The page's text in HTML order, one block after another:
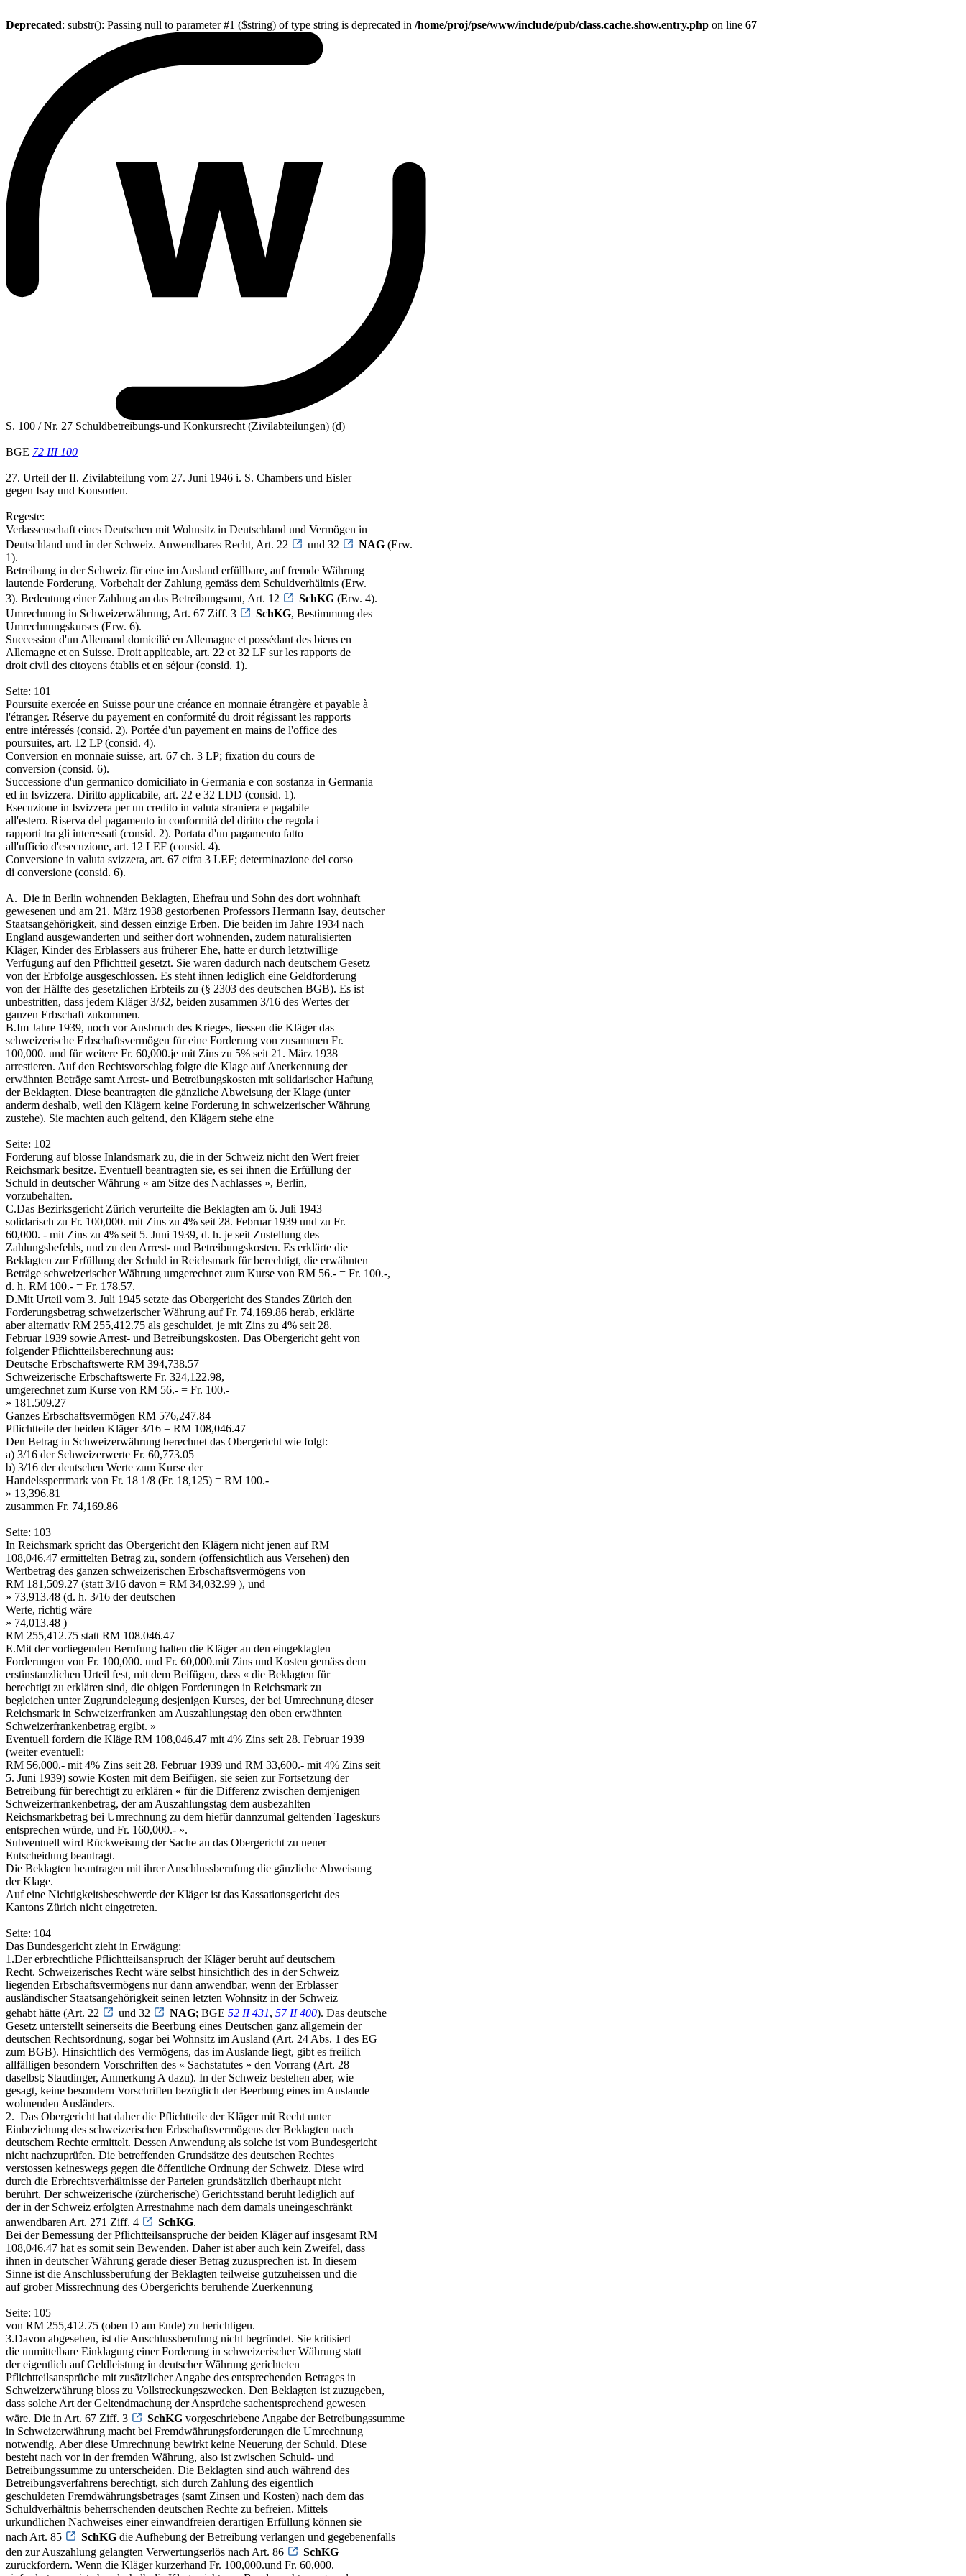
Deprecated: substr(): Passing null to parameter #1 ($string) of type string is deprecated in /home/proj/pse/www/include/pub/class.cache.show.entry.php on line 67
S. 100 / Nr. 27 Schuldbetreibungs-und Konkursrecht (Zivilabteilungen) (d)
BGE 72 III 100
27. Urteil der II. Zivilabteilung vom 27. Juni 1946 i. S. Chambers und Eisler
gegen Isay und Konsorten.
Regeste:
Verlassenschaft eines Deutschen mit Wohnsitz in Deutschland und Vermögen in
Deutschland und in der Schweiz. Anwendbares Recht, Art. 22
und 32 NAG (Erw.
1).
Betreibung in der Schweiz für eine im Ausland erfüllbare, auf fremde Währung
lautende Forderung. Vorbehalt der Zahlung gemäss dem Schuldverhältnis (Erw.
3). Bedeutung einer Zahlung an das Betreibungsamt, Art. 12
SchKG (Erw. 4).
Umrechnung in Schweizerwährung, Art. 67 Ziff. 3
SchKG, Bestimmung des
Umrechnungskurses (Erw. 6).
Succession d'un Allemand domicilié en Allemagne et possédant des biens en
Allemagne et en Suisse. Droit applicable, art. 22 et 32 LF sur les rapports de
droit civil des citoyens établis et en séjour (consid. 1).
Seite: 101
Poursuite exercée en Suisse pour une créance en monnaie étrangère et payable à
l'étranger. Réserve du payement en conformité du droit régissant les rapports
entre intéressés (consid. 2). Portée d'un payement en mains de l'office des
poursuites, art. 12 LP (consid. 4).
Conversion en monnaie suisse, art. 67 ch. 3 LP; fixation du cours de
conversion (consid. 6).
Successione d'un germanico domiciliato in Germania e con sostanza in Germania
ed in Isvizzera. Diritto applicabile, art. 22 e 32 LDD (consid. 1).
Esecuzione in Isvizzera per un credito in valuta straniera e pagabile
all'estero. Riserva del pagamento in conformità del diritto che regola i
rapporti tra gli interessati (consid. 2). Portata d'un pagamento fatto
all'ufficio d'esecuzione, art. 12 LEF (consid. 4).
Conversione in valuta svizzera, art. 67 cifra 3 LEF; determinazione del corso
di conversione (consid. 6).
A. ­ Die in Berlin wohnenden Beklagten, Ehefrau und Sohn des dort wohnhaft
gewesenen und am 21. März 1938 gestorbenen Professors Hermann Isay, deutscher
Staatsangehörigkeit, sind dessen einzige Erben. Die beiden im Jahre 1934 nach
England ausgewanderten und seither dort wohnenden, zudem naturalisierten
Kläger, Kinder des Erblassers aus früherer Ehe, hatte er durch letztwillige
Verfügung auf den Pflichtteil gesetzt. Sie waren dadurch nach deutschem Gesetz
von der Erbfolge ausgeschlossen. Es steht ihnen lediglich eine Geldforderung
von der Hälfte des gesetzlichen Erbteils zu (§ 2303 des deutschen BGB). Es ist
unbestritten, dass jedem Kläger 3/32, beiden zusammen 3/16 des Wertes der
ganzen Erbschaft zukommen.
B.­Im Jahre 1939, noch vor Ausbruch des Krieges, liessen die Kläger das
schweizerische Erbschaftsvermögen für eine Forderung von zusammen Fr.
100,000.­ und für weitere Fr. 60,000.­je mit Zins zu 5% seit 21. März 1938
arrestieren. Auf den Rechtsvorschlag folgte die Klage auf Anerkennung der
erwähnten Beträge samt Arrest- und Betreibungskosten mit solidarischer Haftung
der Beklagten. Diese beantragten die gänzliche Abweisung der Klage (unter
anderm deshalb, weil den Klägern keine Forderung in schweizerischer Währung
zustehe). Sie machten auch geltend, den Klägern stehe eine
Seite: 102
Forderung auf blosse Inlandsmark zu, die in der Schweiz nicht den Wert freier
Reichsmark besitze. Eventuell beantragten sie, es sei ihnen die Erfüllung der
Schuld in deutscher Währung « am Sitze des Nachlasses », Berlin,
vorzubehalten.
C.­Das Bezirksgericht Zürich verurteilte die Beklagten am 6. Juli 1943
solidarisch zu Fr. 100,000.­ mit Zins zu 4% seit 28. Februar 1939 und zu Fr.
60,000. - mit Zins zu 4% seit 5. Juni 1939, d. h. je seit Zustellung des
Zahlungsbefehls, und zu den Arrest- und Betreibungskosten. Es erklärte die
Beklagten zur Erfüllung der Schuld in Reichsmark für berechtigt, die erwähnten
Beträge schweizerischer Währung umgerechnet zum Kurse von RM 56.- = Fr. 100.-,
d. h. RM 100.- = Fr. 178.57.
D.­Mit Urteil vom 3. Juli 1945 setzte das Obergericht des Standes Zürich den
Forderungsbetrag schweizerischer Währung auf Fr. 74,169.86 herab, erklärte
aber alternativ RM 255,412.75 als geschuldet, je mit Zins zu 4% seit 28.
Februar 1939 sowie Arrest- und Betreibungskosten. Das Obergericht geht von
folgender Pflichtteilsberechnung aus:
Deutsche Erbschaftswerte RM 394,738.57
Schweizerische Erbschaftswerte Fr. 324,122.98,
umgerechnet zum Kurse von RM 56.- = Fr. 100.-
» 181.509.27
Ganzes Erbschaftsvermögen RM 576,247.84
Pflichtteile der beiden Kläger 3/16 = RM 108,046.47
Den Betrag in Schweizerwährung berechnet das Obergericht wie folgt:
a) 3/16 der Schweizerwerte Fr. 60,773.05
b) 3/16 der deutschen Werte zum Kurse der
Handelssperrmark von Fr. 18 1/8 (Fr. 18,125) = RM 100.-
» 13,396.81
zusammen Fr. 74,169.86
Seite: 103
In Reichsmark spricht das Obergericht den Klägern nicht jenen auf RM
108,046.47 ermittelten Betrag zu, sondern (offensichtlich aus Versehen) den
Wertbetrag des ganzen schweizerischen Erbschaftsvermögens von
RM 181,509.27 (statt 3/16 davon = RM 34,032.99 ), und
» 73,913.48 (d. h. 3/16 der deutschen
Werte, richtig wäre
» 74,013.48 )
RM 255,412.75 statt RM 108.046.47
E.­Mit der vorliegenden Berufung halten die Kläger an den eingeklagten
Forderungen von Fr. 100,000.­ und Fr. 60,000.­mit Zins und Kosten gemäss dem
erstinstanzlichen Urteil fest, mit dem Beifügen, dass « die Beklagten für
berechtigt zu erklären sind, die obigen Forderungen in Reichsmark zu
begleichen unter Zugrundelegung desjenigen Kurses, der bei Umrechnung dieser
Reichsmark in Schweizerfranken am Auszahlungstag den oben erwähnten
Schweizerfrankenbetrag ergibt. »
Eventuell fordern die Kläge RM 108,046.47 mit 4% Zins seit 28. Februar 1939
(weiter eventuell:
RM 56,000.- mit 4% Zins seit 28. Februar 1939 und RM 33,600.- mit 4% Zins seit
5. Juni 1939) sowie Kosten mit dem Beifügen, sie seien zur Fortsetzung der
Betreibung für berechtigt zu erklären « für die Differenz zwischen demjenigen
Schweizerfrankenbetrag, der am Auszahlungstag dem ausbezahlten
Reichsmarkbetrag bei Umrechnung zu dem hiefür dannzumal geltenden Tageskurs
entsprechen würde, und Fr. 160,000.- ».
Subventuell wird Rückweisung der Sache an das Obergericht zu neuer
Entscheidung beantragt.
Die Beklagten beantragen mit ihrer Anschlussberufung die gänzliche Abweisung
der Klage.
Auf eine Nichtigkeitsbeschwerde der Kläger ist das Kassationsgericht des
Kantons Zürich nicht eingetreten.
Seite: 104
Das Bundesgericht zieht in Erwägung:
1.­Der erbrechtliche Pflichtteilsanspruch der Kläger beruht auf deutschem
Recht. Schweizerisches Recht wäre selbst hinsichtlich des in der Schweiz
liegenden Erbschaftsvermögens nur dann anwendbar, wenn der Erblasser
ausländischer Staatsangehörigkeit seinen letzten Wohnsitz in der Schweiz
gehabt hätte (Art. 22
und 32 NAG; BGE 52 II 431, 57 II 400). Das deutsche
Gesetz unterstellt seinerseits die Beerbung eines Deutschen ganz allgemein der
deutschen Rechtsordnung, sogar bei Wohnsitz im Ausland (Art. 24 Abs. 1 des EG
zum BGB). Hinsichtlich des Vermögens, das im Auslande liegt, gibt es freilich
allfälligen besondern Vorschriften des « Sachstatutes » den Vorrang (Art. 28
daselbst; Staudinger, Anmerkung A dazu). In der Schweiz bestehen aber, wie
gesagt, keine besondern Vorschriften bezüglich der Beerbung eines im Auslande
wohnenden Ausländers.
2. ­ Das Obergericht hat daher die Pflichtteile der Kläger mit Recht unter
Einbeziehung des schweizerischen Erbschaftsvermögens der Beklagten nach
deutschem Rechte ermittelt. Dessen Anwendung als solche ist vom Bundesgericht
nicht nachzuprüfen. Die betreffenden Grundsätze des deutschen Rechtes
verstossen keineswegs gegen die öffentliche Ordnung der Schweiz. Diese wird
durch die Erbrechtsverhältnisse der Parteien grundsätzlich überhaupt nicht
berührt. Der schweizerische (zürcherische) Gerichtsstand beruht lediglich auf
der in der Schweiz erfolgten Arrestnahme nach dem damals uneingeschränkt
anwendbaren Art. 271 Ziff. 4
SchKG.
Bei der Bemessung der Pflichtteilsansprüche der beiden Kläger auf insgesamt RM
108,046.47 hat es somit sein Bewenden. Daher ist aber auch kein Zweifel, dass
ihnen in deutscher Währung gerade dieser Betrag zuzusprechen ist. In diesem
Sinne ist die Anschlussberufung der Beklagten teilweise gutzuheissen und die
auf grober Missrechnung des Obergerichts beruhende Zuerkennung
Seite: 105
von RM 255,412.75 (oben D am Ende) zu berichtigen.
3.­Davon abgesehen, ist die Anschlussberufung nicht begründet. Sie kritisiert
die unmittelbare Einklagung einer Forderung in schweizerischer Währung statt
der eigentlich auf Geldleistung in deutscher Währung gerichteten
Pflichtteilsansprüche mit zusätzlicher Angabe des entsprechenden Betrages in
Schweizerwährung bloss zu Vollstreckungszwecken. Den Beklagten ist zuzugeben,
dass solche Art der Geltendmachung der Ansprüche sachentsprechend gewesen
wäre. Die in Art. 67 Ziff. 3
SchKG vorgeschriebene Angabe der Betreibungssumme
in Schweizerwährung macht bei Fremdwährungsforderungen die Umrechnung
notwendig. Aber diese Umrechnung bewirkt keine Neuerung der Schuld. Diese
besteht nach vor in der fremden Währung, also ist zwischen Schuld- und
Betreibungssumme zu unterscheiden. Die Beklagten sind auch während des
Betreibungsverfahrens berechtigt, sich durch Zahlung des eigentlich
geschuldeten Fremdwährungsbetrages (samt Zinsen und Kosten) nach dem das
Schuldverhältnis beherrschenden deutschen Rechte zu befreien. Mittels
urkundlichen Nachweises einer einwandfreien derartigen Erfüllung können sie
nach Art. 85
SchKG die Aufhebung der Betreibung verlangen und gegebenenfalls
den zur Auszahlung gelangten Verwertungserlös nach Art. 86
SchKG
zurückfordern. Wenn die Kläger kurzerhand Fr. 100,000.­und Fr. 60,000.­